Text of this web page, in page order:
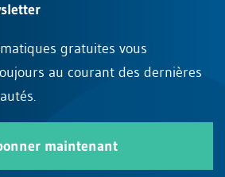
gratuites vous
au courant des dernières
maintenant